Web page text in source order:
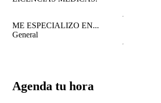
Agenda tu hora
ME ESPECIALIZO EN...
General